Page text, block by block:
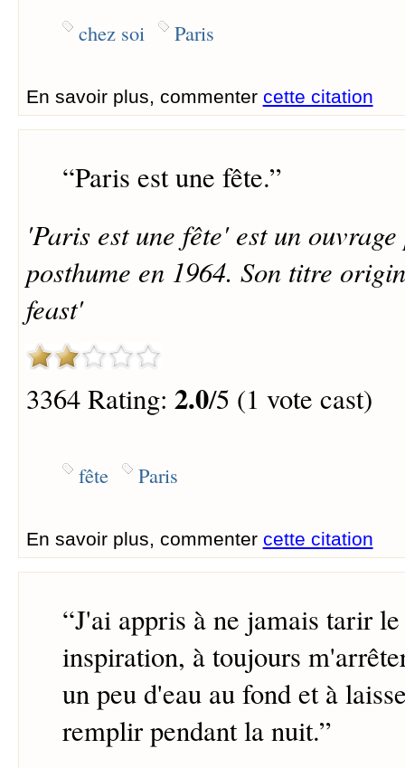
chez soi Paris
En savoir plus, commenter cette citation
“Paris est une fête.”
'Paris est une fête' est un
posthume en 1964. Son titre
feast'
3364 Rating: 2.0/5 (1 vote cast)
fête Paris
En savoir plus, commenter cette citation
“J'ai appris à ne jamais tarir
inspiration, à toujours
un peu d'eau au fond et à
remplir pendant la nuit.”